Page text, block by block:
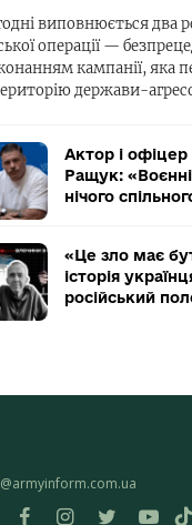
виповнюється два
операції —
кампанії, яка
держави-
Актор і
Ращук:
нічого
«Це зло має
історія
російський